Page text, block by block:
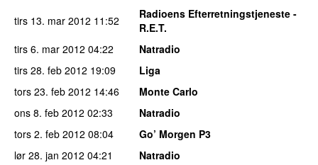
tirs 13. mar 2012 11:52
Radioens Efterretningstjeneste -
R.E.T.
tirs 6. mar 2012 04:22
Natradio
tirs 28. feb 2012 19:09
Liga
tors 23. feb 2012 14:46
Monte Carlo
ons 8. feb 2012 02:33
Natradio
tors 2. feb 2012 08:04
Go’ Morgen P3
lør 28. jan 2012 04:21 Natradio